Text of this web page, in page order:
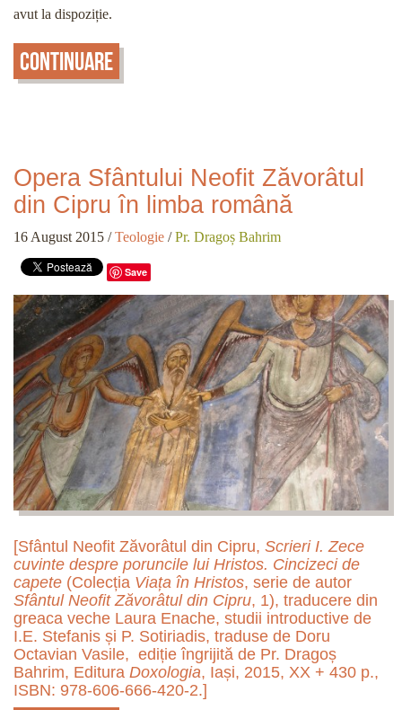
avut la dispoziție.
Continuare
Opera Sfântului Neofit Zăvorâtul
din Cipru în limba română
16 August 2015 /Teologie /Pr. Dragoș Bahrim
Save
[Sfântul Neofit Zăvorâtul din Cipru, Scrieri I. Zece
cuvinte despre poruncile lui Hristos. Cincizeci de
capete (Colecția Viața în Hristos, serie de autor
Sfântul Neofit Zăvorâtul din Cipru, 1), traducere din
greaca veche Laura Enache, studii introductive de
I.E. Stefanis și P. Sotiriadis, traduse de Doru
Octavian Vasile, ediție îngrijită de Pr. Dragoș
Bahrim, Editura Doxologia, Iași, 2015, XX + 430 p.,
ISBN: 978-606-666-420-2.]